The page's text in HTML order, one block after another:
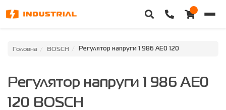
Головна
Категорії
Головна BOSCH Регулятор напруги 1 986 AE0 120
Регулятор напруги 1 986 AE0
120 BOSCH